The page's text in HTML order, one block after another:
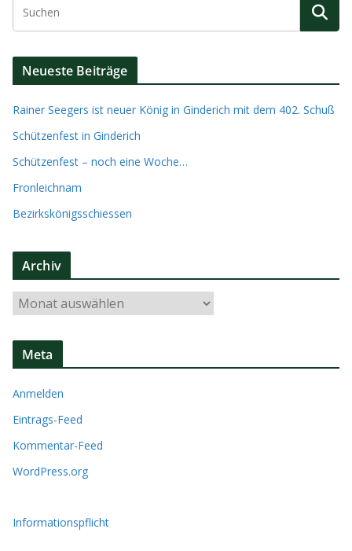
Neueste Beiträge
Rainer Seegers ist neuer König in Ginderich mit dem 402. Schuß
Schützenfest in Ginderich
Schützenfest – noch eine Woche…
Fronleichnam
Bezirkskönigsschiessen
Archiv
r
c
v
Meta
Anmelden
Eintrags-Feed
Kommentar-Feed
WordPress.org
Informationspflicht